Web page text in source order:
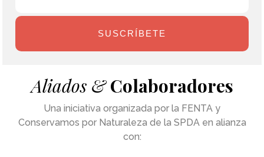
SUSCRÍBETE
Aliados & Colaboradores
Una iniciativa organizada por la FENTA y
Conservamos por Naturaleza de la SPDA en alianza
con: